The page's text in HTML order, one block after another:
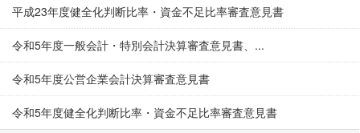
平成23年度健全化判断比率・資金不足比率審査意見書
令和5年度一般会計・特別会計決算審査意見書、...
令和5年度公営企業会計決算審査意見書
令和5年度健全化判断比率・資金不足比率審査意見書